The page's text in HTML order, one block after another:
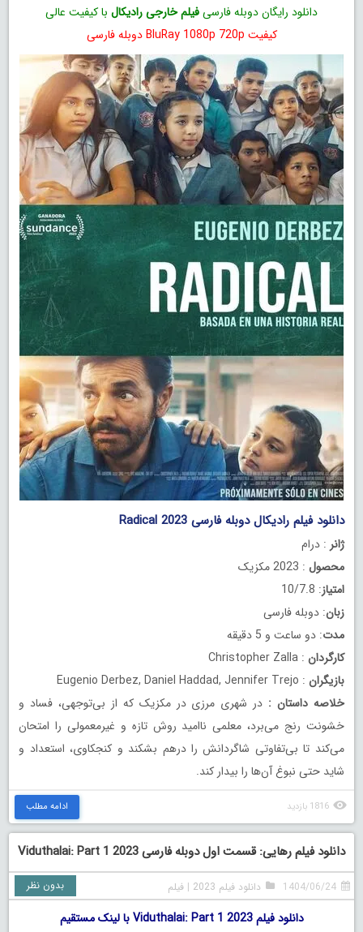
دانلود رایگان دوبله فارسیفیلم خارجی رادیکال با کیفیت عالی
کیفیت BluRay 1080p 720p دوبله فارسی
دانلود فیلم رادیکال دوبله فارسی Radical 2023
ژانر : درام
محصول : 2023 مکزیک
امتیاز: 10/7.8
زبان: دوبله فارسی
مدت: دو ساعت و 5 دقیقه
کارگردان : Christopher Zalla
بازیگران : Eugenio Derbez, Daniel Haddad, Jennifer Trejo
خلاصه داستان : در شهری مرزی در مکزیک که از بی‌توجهی، فساد و
خشونت رنج می‌برد، معلمی ناامید روش تازه و غیرمعمولی را امتحان
می‌کند تا بی‌تفاوتی شاگردانش را درهم بشکند و کنجکاوی، استعداد و
شاید حتی نبوغ آن‌ها را بیدار کند.
1816 بازدید ادامه مطلب
دانلود فیلم رهایی: قسمت اول دوبله فارسی Viduthalai: Part 1 2023
1404/06/24 دانلود فیلم 2023 |فیلم بدون نظر
دانلود فیلم Viduthalai: Part 1 2023 با لینک مستقیم